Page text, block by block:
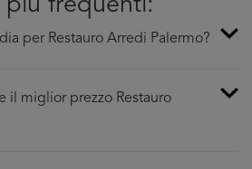
frequenti:
per Restauro Arredi Palermo?
il miglior prezzo Restauro